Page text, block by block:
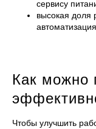
сервису
высокая доля
автоматизация.
Как можно
Чтобы улучшить